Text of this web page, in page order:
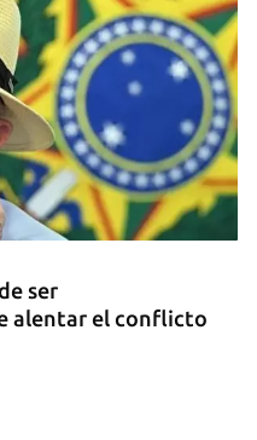
ser
alentar el conflicto